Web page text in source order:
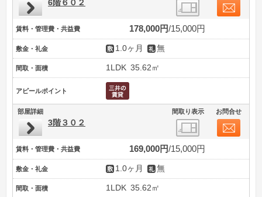
6階６０２
賃料・管理費・共益費 178,000円 15,000円
敷金・礼金 1.0ヶ月 無
間取・面積 1LDK 35.62㎡
アピールポイント
部屋詳細 間取り表示 お問合せ
3階３０２
賃料・管理費・共益費 169,000円 15,000円
敷金・礼金 1.0ヶ月 無
間取・面積 1LDK 35.62㎡